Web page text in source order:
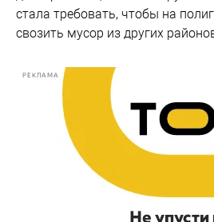
стала требовать, чтобы на
свозить мусор из других
РЕКЛАМА